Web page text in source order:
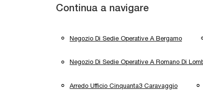
Continua a navigare
Negozio Di Sedie Operative A Bergamo
Negozio Di Sedie Operative A Romano Di
Arredo Ufficio Cinquanta3 Caravaggio